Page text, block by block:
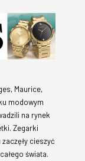
Maurice,
modowym
na rynek
Zegarki
cieszyć
świata.